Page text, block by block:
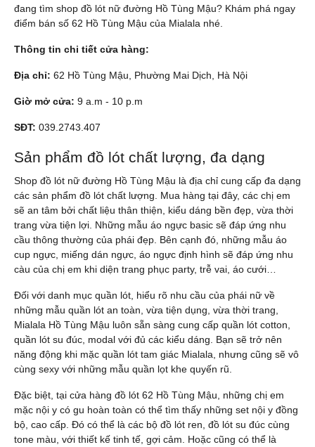
đang tìm shop đồ lót nữ đường Hồ Tùng Mậu? Khám phá ngay
điểm bán số 62 Hồ Tùng Mậu của Mialala nhé.
Thông tin chi tiết cửa hàng:
Địa chỉ: 62 Hồ Tùng Mậu, Phường Mai Dịch, Hà Nội
Giờ mở cửa: 9 a.m - 10 p.m
SĐT: 039.2743.407
Sản phẩm đồ lót chất lượng, đa dạng
Shop đồ lót nữ đường Hồ Tùng Mậu là địa chỉ cung cấp đa dạng
các sản phẩm đồ lót chất lượng. Mua hàng tại đây, các chị em
sẽ an tâm bởi chất liệu thân thiện, kiểu dáng bền đẹp, vừa thời
trang vừa tiện lợi. Những mẫu áo ngực basic sẽ đáp ứng nhu
cầu thông thường của phái đẹp. Bên cạnh đó, những mẫu áo
cup ngực miếng dán ngực , áo ngực định hình sẽ đáp ứng nhu
càu của chị em khi diện trang phục party, trễ vai, áo cưới…
Đối với danh mục quần lót , hiểu rõ nhu cầu của phái nữ về
những mẫu quần lót an toàn, vừa tiện dụng, vừa thời trang,
Mialala Hồ Tùng Mậu luôn sẵn sàng cung cấp quần lót cotton
quần lót su đúc , modal với đủ các kiểu dáng. Bạn sẽ trở nên
năng động khi mặc quần lót tam giác Mialala, nhưng cũng sẽ vô
cùng sexy với những mẫu quần lọt khe quyến rũ.
Đặc biệt, tại cửa hàng đồ lót 62 Hồ Tùng Mậu, những chị em
mặc nội y có gu hoàn toàn có thể tìm thấy những set nội y đồng
bộ, cao cấp. Đó có thể là các bộ đồ lót ren, đồ lót su đúc cùng
tone màu, với thiết kế tinh tế, gợi cảm. Hoặc cũng có thể là